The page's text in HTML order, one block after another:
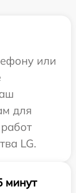
или
для
LG.
минут